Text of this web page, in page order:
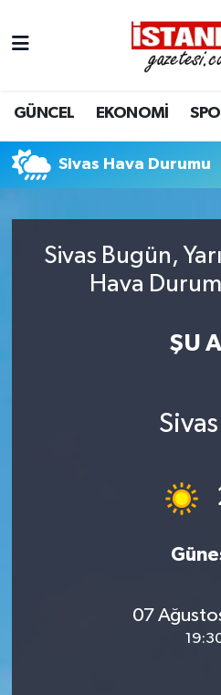
GÜNCEL EKONOMİ
Sivas Hava Durumu
Sivas Bugün,
Hava
ŞU
Sivas
07
EKONOMİ
İSTANBUL
SPOR
Nöbetçi Eczaneler
Hava Durumu
Trafik Durumu
Tüm Manşetler